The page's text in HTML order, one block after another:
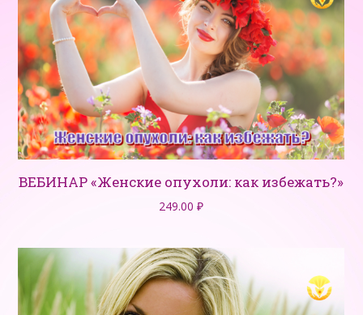
ВЕБИНАР «Женские опухоли: как избежать?»
249.00 ₽